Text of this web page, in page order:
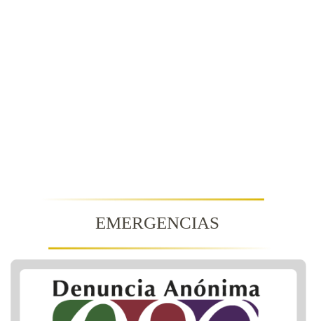
EMERGENCIAS